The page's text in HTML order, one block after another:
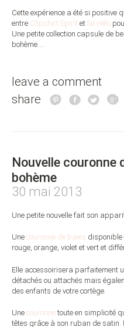
Cette expérience a été si positive
entre Clipshirt Spirit et So Hélo
Une petite collection capsule de
bohème….
leave a comment
share
Nouvelle couronne
bohème
30 mai 2013
Une petite nouvelle fait son
Une couronne de baies disponible
rouge, orange, violet et vert et
Elle accessoirisera parfaitement
détachés ou attachés mais
des enfants de votre cortège.
Une couronne toute en simplicité
têtes grâce à son ruban de satin.